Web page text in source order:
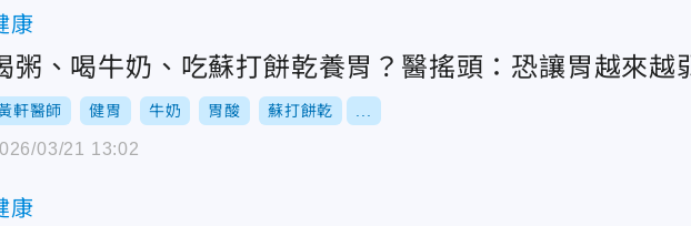
康
粥、喝牛奶、吃蘇打餅乾養胃？醫搖頭：恐讓胃越來越
軒醫師 健胃 牛奶 胃酸 蘇打餅乾
03/21 13:02
康